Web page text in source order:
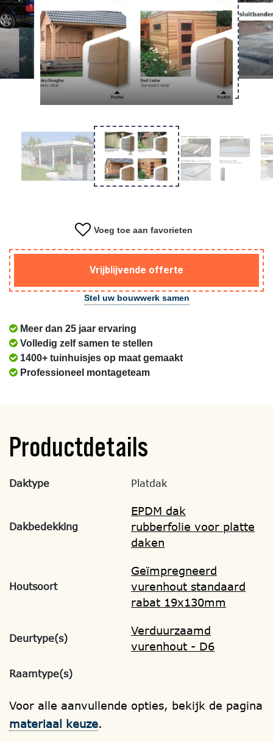
Overkapping
Tuinkantoor
Kapschuur
Voeg toe aan favorieten
Vrijblijvende offerte
Stel uw bouwwerk samen
Meer dan 25 jaar ervaring
Volledig zelf samen te stellen
1400+ tuinhuisjes op maat gemaakt
Professioneel montageteam
Productdetails
Daktype Platdak
Dakbedekking
EPDM dak
rubberfolie voor platte
daken
Houtsoort
Geïmpregneerd
vurenhout standaard
rabat 19x130mm
Deurtype(s)
Verduurzaamd
vurenhout - D6
Raamtype(s)
Voor alle aanvullende opties, bekijk de pagina
materiaal keuze.